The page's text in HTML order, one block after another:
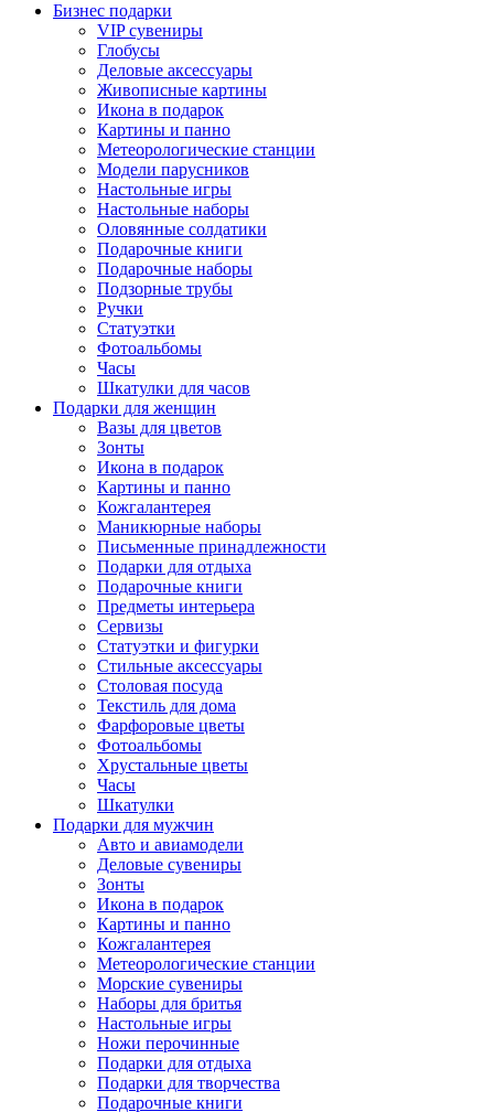
Бизнес подарки
VIP сувениры
Глобусы
Деловые аксессуары
Живописные картины
Икона в подарок
Картины и панно
Метеорологические станции
Модели парусников
Настольные игры
Настольные наборы
Оловянные солдатики
Подарочные книги
Подарочные наборы
Подзорные трубы
Ручки
Статуэтки
Фотоальбомы
Часы
Шкатулки для часов
Подарки для женщин
Вазы для цветов
Зонты
Икона в подарок
Картины и панно
Кожгалантерея
Маникюрные наборы
Письменные принадлежности
Подарки для отдыха
Подарочные книги
Предметы интерьера
Сервизы
Статуэтки и фигурки
Стильные аксессуары
Столовая посуда
Текстиль для дома
Фарфоровые цветы
Фотоальбомы
Хрустальные цветы
Часы
Шкатулки
Подарки для мужчин
Авто и авиамодели
Деловые сувениры
Зонты
Икона в подарок
Картины и панно
Кожгалантерея
Метеорологические станции
Морские сувениры
Наборы для бритья
Настольные игры
Ножи перочинные
Подарки для отдыха
Подарки для творчества
Подарочные книги